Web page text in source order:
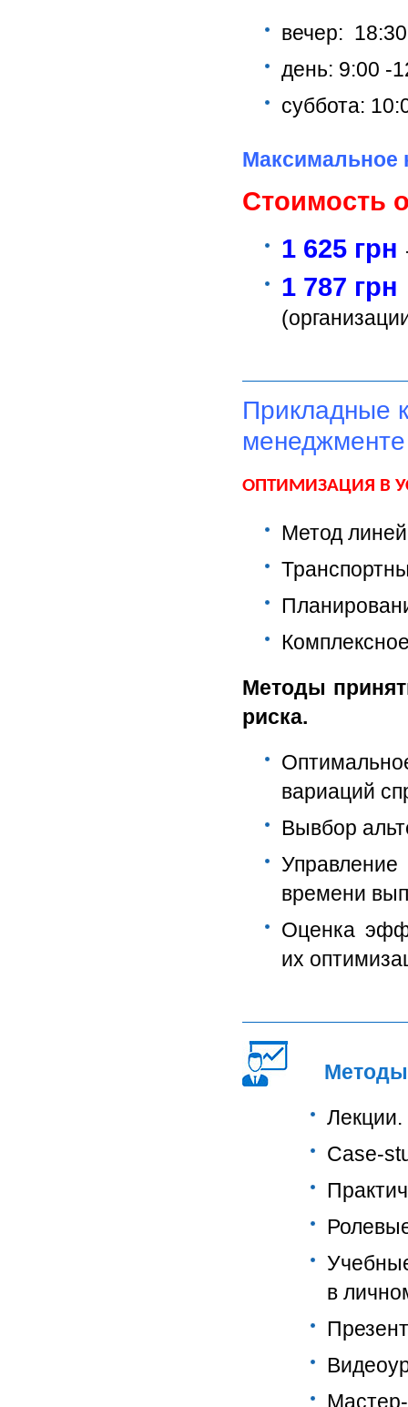
вечер:
день: 9:00 -
суббота:
Максимальное
Стоимость
1 625 грн
1 787 грн
Прикладные
менеджменте
ОПТИМИЗАЦИЯ В
Метод
Методы
риска.
вариаций
Вывбор
времени
Оценка
их
Лекции.
Сase-
в